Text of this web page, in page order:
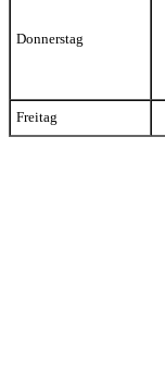
Donnerstag
Freitag